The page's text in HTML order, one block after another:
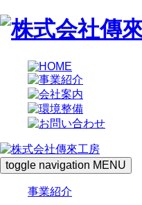
toggle navigation MENU
事業紹介